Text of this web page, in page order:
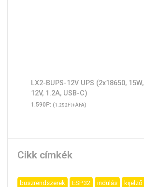
LX2-BUPS-12V UPS (2x18650, 15W,
12V, 1.2A, USB-C)
1.590Ft (1.252Ft+ÁFA)
Cikk címkék
buszrendszerek ESP32 indulás kijelző